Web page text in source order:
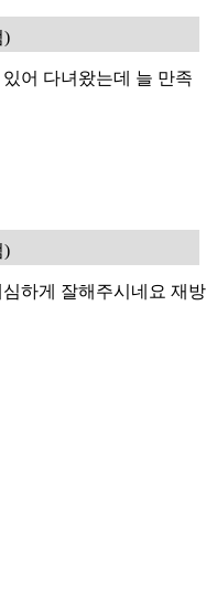
)
어 다녀왔는데 늘 만족
)
하게 잘해주시네요 재방